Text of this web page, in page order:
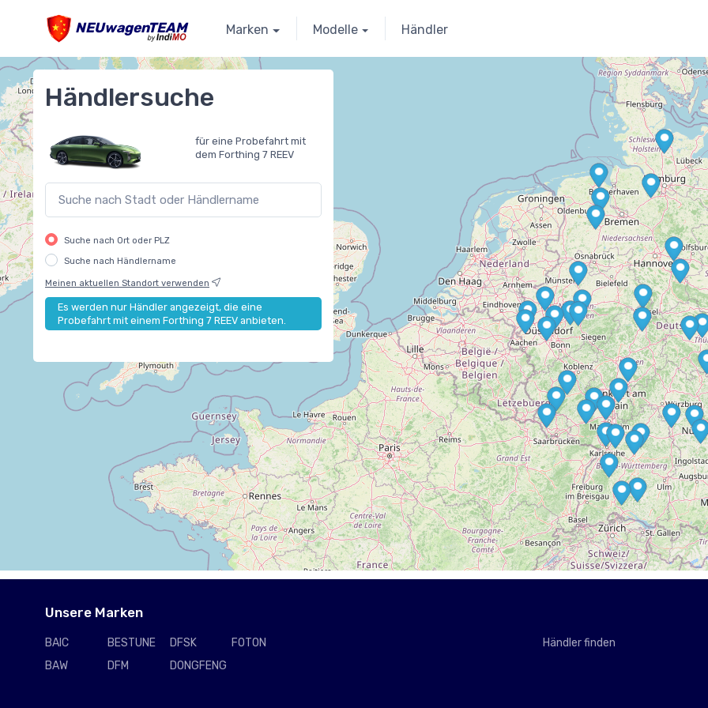
NEUwagenTEAM Marken Modelle Händler
Händlersuche
für eine Probefahrt mit
dem Forthing 7 REEV
Suche nach Ort oder PLZ
Suche nach Händlername
Meinen aktuellen Standort verwenden
Es werden nur Händler angezeigt, die eine
Probefahrt mit einem Forthing 7 REEV anbieten.
Unsere Marken
BAIC
BAW
BESTUNE
DFM
DFSK
DONGFENG
FOTON Händler finden